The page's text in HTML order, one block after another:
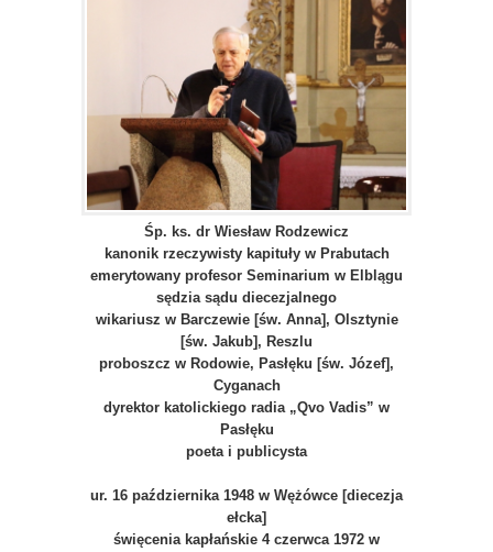
Śp. ks. dr Wiesław Rodzewicz
kanonik rzeczywisty kapituły w Prabutach
emerytowany profesor Seminarium w Elblągu
sędzia sądu diecezjalnego
wikariusz w Barczewie [św. Anna], Olsztynie
[św. Jakub], Reszlu
proboszcz w Rodowie, Pasłęku [św. Józef],
Cyganach
dyrektor katolickiego radia „Qvo Vadis” w
Pasłęku
poeta i publicysta
ur. 16 października 1948 w Wężówce [diecezja
ełcka]
święcenia kapłańskie 4 czerwca 1972 w